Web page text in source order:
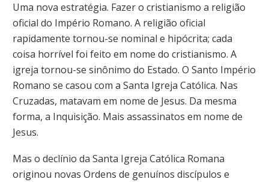
Uma nova estratégia. Fazer o cristianismo a religião
oficial do Império Romano. A religião oficial
rapidamente tornou-se nominal e hipócrita; cada
coisa horrível foi feito em nome do cristianismo. A
igreja tornou-se sinônimo do Estado. O Santo Império
Romano se casou com a Santa Igreja Católica. Nas
Cruzadas, matavam em nome de Jesus. Da mesma
forma, a Inquisição. Mais assassinatos em nome de
Jesus.
Mas o declínio da Santa Igreja Católica Romana
originou novas Ordens de genuínos discípulos e